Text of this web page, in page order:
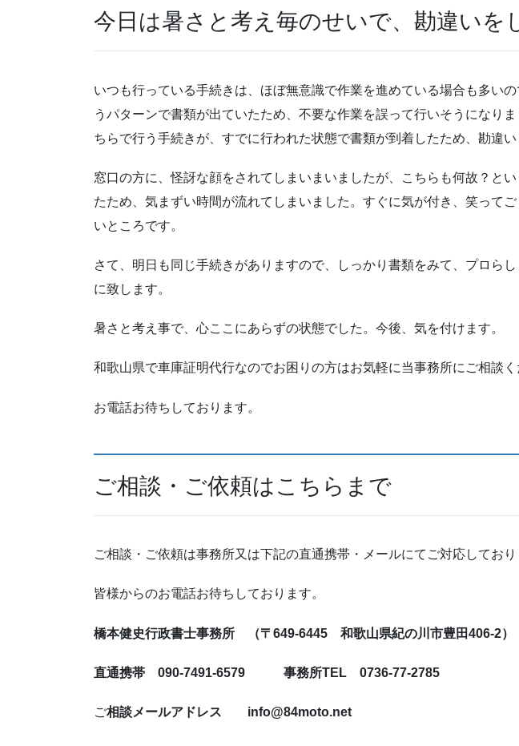
今日は暑さと考え毎のせいで、勘違いを
いつも行っている手続きは、ほぼ無意識で作業を進めている場合も多い
うパターンで書類が出ていたため、不要な作業を誤って行いそうになり
ちらで行う手続きが、すでに行われた状態で書類が到着したため、勘違い
窓口の方に、怪訝な顔をされてしまいまいましたが、こちらも何故？と
たため、気まずい時間が流れてしまいました。すぐに気が付き、笑って
いところです。
さて、明日も同じ手続きがありますので、しっかり書類をみて、プロら
に致します。
暑さと考え事で、心ここにあらずの状態でした。今後、気を付けます。
和歌山県で車庫証明代行なのでお困りの方はお気軽に当事務所にご相談く
お電話お待ちしております。
ご相談・ご依頼はこちらまで
ご相談・ご依頼は事務所又は下記の直通携帯・メールにてご対応しており
皆様からのお電話お待ちしております。
橋本健史行政書士事務所 （〒649-6445 和歌山県紀の川市豊田406-2）
直通携帯 090-7491-6579 事務所TEL 0736-77-2785
ご相談メールアドレス info@84moto.net